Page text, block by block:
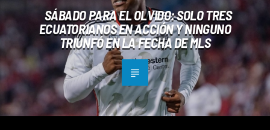
SÁBADO PARA EL OLVIDO: SOLO TRES
ECUATORIANOS EN ACCIÓN Y NINGUNO
TRIUNFÓ EN LA FECHA DE MLS